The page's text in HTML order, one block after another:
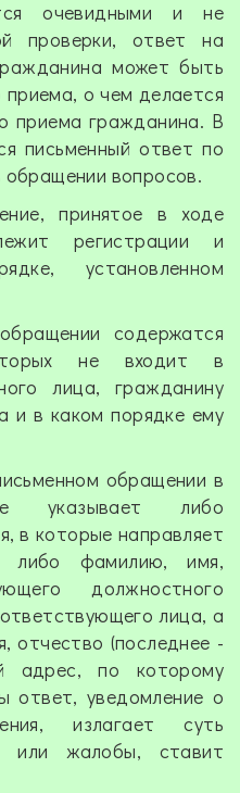
очевидными и не
проверки, ответ на
может быть
приема, о чем делается
приема гражданина. В
письменный ответ по
обращении вопросов.
принятое в ходе
регистрации и
установленном
содержатся
не входит в
лица, гражданину
и в каком порядке ему
обращении в
указывает либо
в которые направляет
либо фамилию, имя,
должностного
лица, а
отчество (последнее -
адрес, по которому
ответ, уведомление о
излагает суть
или жалобы, ставит